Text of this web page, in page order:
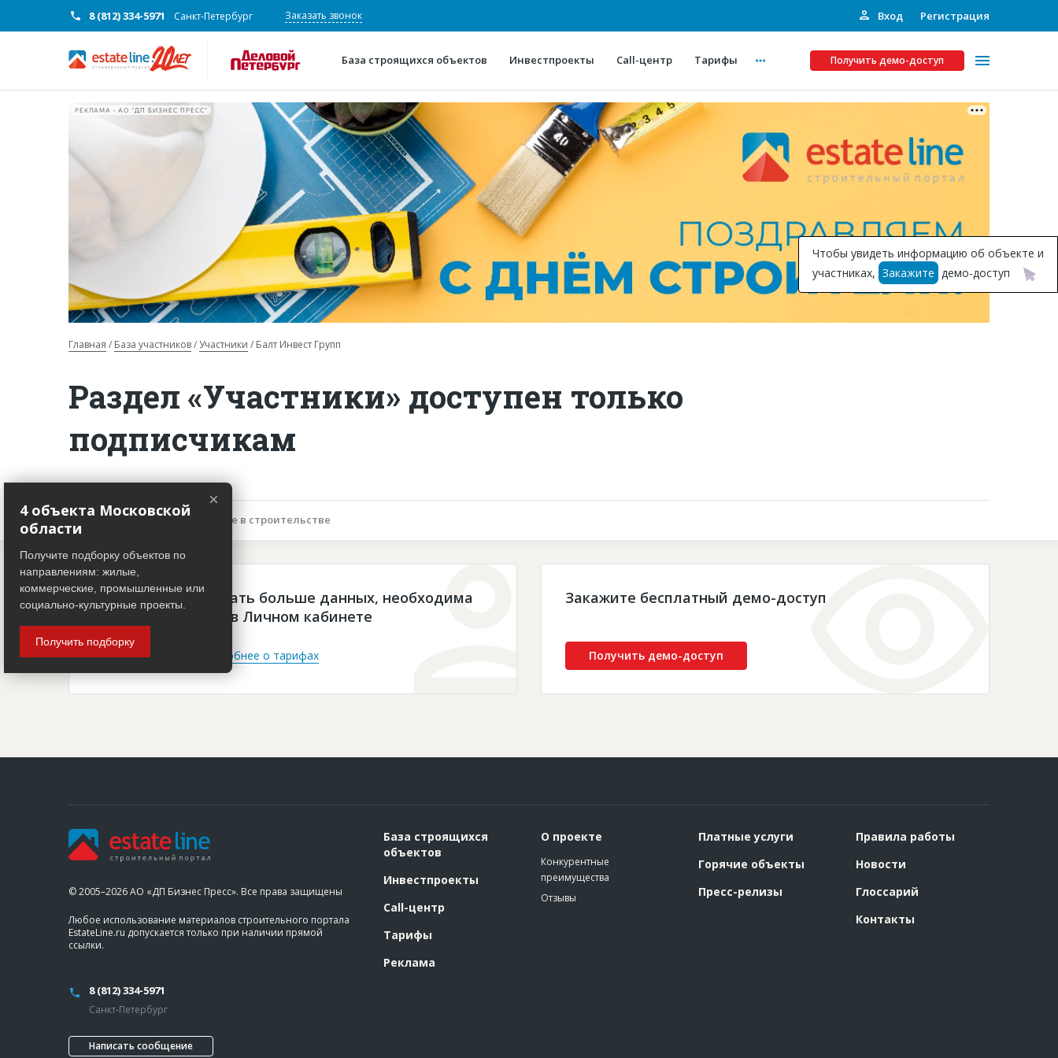
8 (812) 334-5971 Санкт-Петербург Заказать звонок Вход Регистрация
База строящихся объектов Инвестпроекты Call-центр Тарифы Получить демо-доступ
О проекте
Конкурентные преимущества
Горячие объекты
Глоссарий
Платные услуги
Рекламодателям
Инвестпроекты
Подписка на Базу
РЕКЛАМА • АО "ДП БИЗНЕС ПРЕСС"
Главная База участников Участники Балт Инвест Групп
Раздел «Участники» доступен только
подписчикам
Описание объекта Участие в строительстве
Чтобы просматривать больше данных, необходима
платная подписка в Личном кабинете
Войти Подробнее о тарифах
Закажите бесплатный демо-доступ
Получить демо-доступ
Чтобы увидеть информацию об объекте и
участниках, Закажите демо-доступ
© 2005–2026 АО «ДП Бизнес Пресс». Все права защищены
Любое использование материалов строительного портала
EstateLine.ru допускается только при наличии прямой
ссылки.
8 (812) 334-5971
Санкт-Петербург
Написать сообщение
База строящихся
объектов
Инвестпроекты
Call-центр
Тарифы
Реклама
О проекте
Конкурентные
преимущества
Отзывы
Платные услуги
Горячие объекты
Пресс-релизы
Правила работы
Новости
Глоссарий
Контакты
×
4 объекта Московской
области
Получите подборку объектов по
направлениям: жилые,
коммерческие, промышленные или
социально-культурные проекты.
Получить подборку